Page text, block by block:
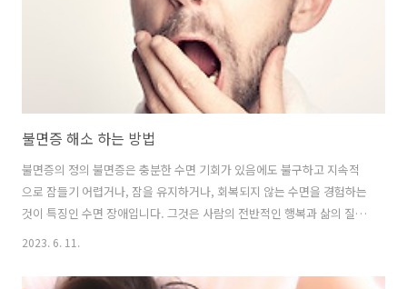
불면증 해소 하는 방법
불면증의 정의 불면증은 충분한 수면 기회가 있음에도 불구하고 지속적
으로 잠들기 어렵거나, 잠을 유지하거나, 회복되지 않는 수면을 경험하는
것이 특징인 수면 장애입니다. 그것은 사람의 전반적인 행복과 삶의 질에
상당한 영향을 미칠 수 있는 흔한 수면 문제입니다. 불면증을 가진 사람
자주 깨어나는 것을 경험하여 단편적이고 방해된 수면으로 이어집니다.
2023. 6. 11.